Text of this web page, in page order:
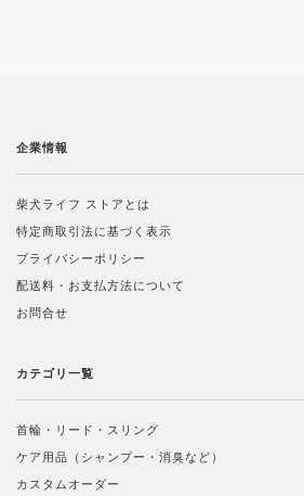
企業情報
柴犬ライフ ストアとは
特定商取引法に基づく表示
プライバシーポリシー
配送料・お支払方法について
お問合せ
カテゴリ一覧
首輪・リード・スリング
ケア用品（シャンプー・消臭など）
カスタムオーダー